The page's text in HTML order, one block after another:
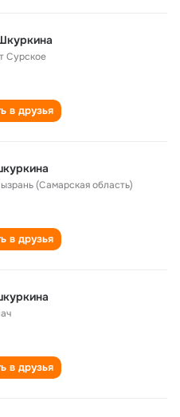
Сурское
в друзья
(Самарская область)
в друзья
в друзья